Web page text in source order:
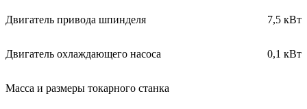
Двигатель привода шпинделя 7,5 кВт
Двигатель охлаждающего насоса 0,1 кВт
Масса и размеры токарного станка